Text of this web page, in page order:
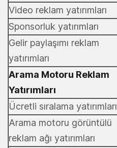
Video reklam yatırımları
Sponsorluk yatırımları
Gelir paylaşımı reklam
yatırımları
Arama Motoru Reklam
Yatırımları
Ücretli sıralama yatırımları
Arama motoru görüntülü
reklam ağı yatırımları